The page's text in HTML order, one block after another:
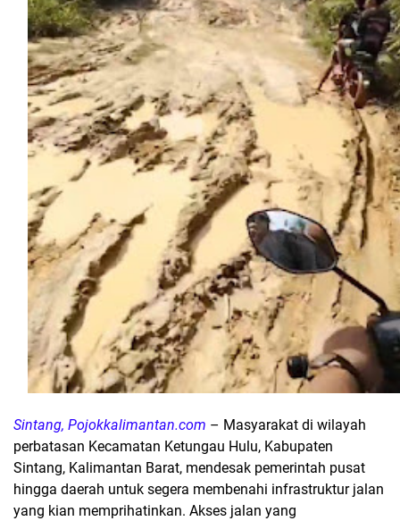
Sintang, Pojokkalimantan.com – Masyarakat di wilayah
perbatasan Kecamatan Ketungau Hulu, Kabupaten
Sintang, Kalimantan Barat, mendesak pemerintah pusat
hingga daerah untuk segera membenahi infrastruktur jalan
yang kian memprihatinkan. Akses jalan yang